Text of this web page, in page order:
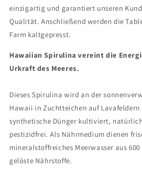
einzigartig und garantiert unseren
Qualität. Anschließend werden die
Farm kaltgepresst.
Hawaiian Spirulina vereint die
Urkraft des Meeres.
Dieses Spirulina wird an der
Hawaii in Zuchtteichen auf Lavafeldern
synthetische Dünger kultiviert,
pestizidfrei. Als Nährmedium dienen
mineralstoffreiches Meerwasser aus
gelöste Nährstoffe.